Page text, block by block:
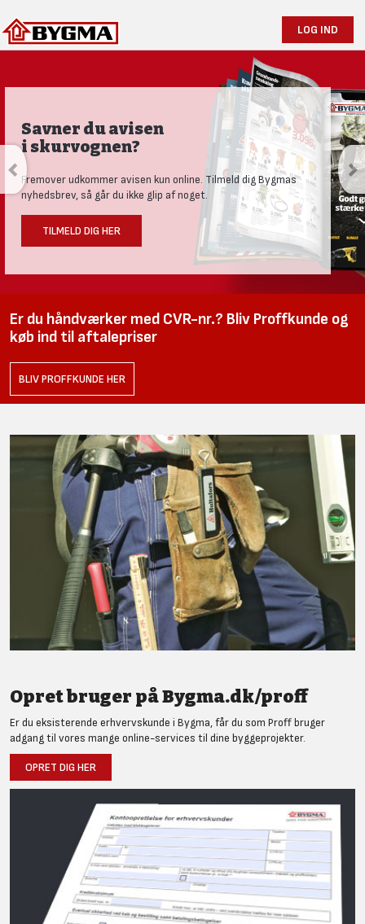
LOG IND
Savner du avisen
i skurvognen?
Fremover udkommer avisen kun online. Tilmeld dig Bygmas
nyhedsbrev, så går du ikke glip af noget.
TILMELD DIG HER
Er du håndværker med CVR-nr.? Bliv Proffkunde og
køb ind til aftalepriser
BLIV PROFFKUNDE HER
Opret bruger på Bygma.dk/proff
Er du eksisterende erhvervskunde i Bygma, får du som Proff bruger
adgang til vores mange online-services til dine byggeprojekter.
OPRET DIG HER